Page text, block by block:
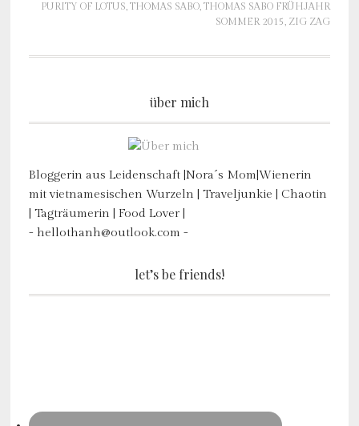
PURITY OF LOTUS,THOMAS SABO,THOMAS SABO FRÜHJAHR
SOMMER 2015, ZIG ZAG
über mich
Bloggerin aus Leidenschaft |Nora´s Mom|Wienerin
mit vietnamesischen Wurzeln | Traveljunkie | Chaotin
| Tagträumerin | Food Lover |
- hellothanh@outlook.com -
let’s be friends!